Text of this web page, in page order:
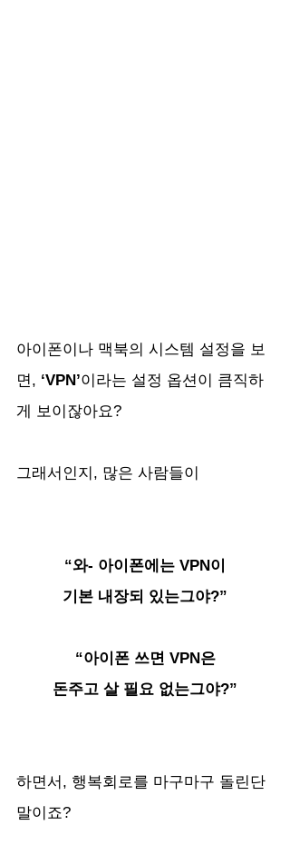
아이폰이나 맥북의 시스템 설정을 보
면, ‘VPN’이라는 설정 옵션이 큼직하
게 보이잖아요?
그래서인지, 많은 사람들이
“와- 아이폰에는 VPN이
기본 내장되 있는그야?”
“아이폰 쓰면 VPN은
돈주고 살 필요 없는그야?”
하면서, 행복회로를 마구마구 돌린단
말이죠?